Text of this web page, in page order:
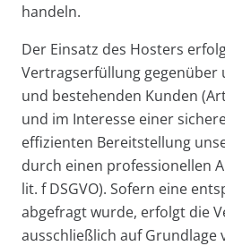
handeln.
Der Einsatz des Hosters
Vertragserfüllung gegenüber
und bestehenden Kunden
und im Interesse einer
effizienten Bereitstellung
durch einen professionellen
lit. f DSGVO). Sofern eine
abgefragt wurde, erfolgt die
ausschließlich auf Grundlage